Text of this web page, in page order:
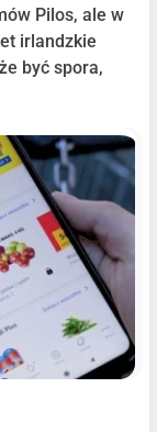
Pilos, ale w
irlandzkie
być spora,